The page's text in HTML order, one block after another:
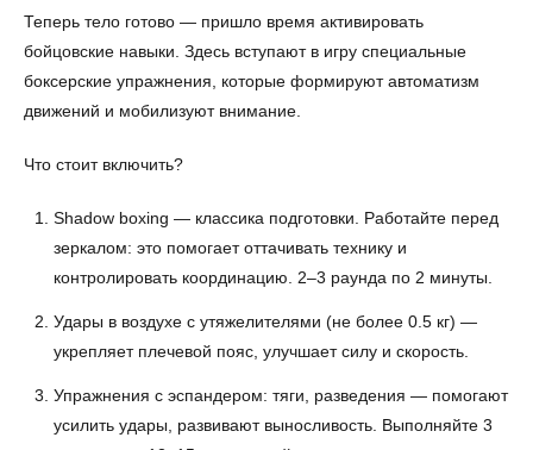
Теперь тело готово — пришло время активировать
бойцовские навыки. Здесь вступают в игру специальные
боксерские упражнения, которые формируют автоматизм
движений и мобилизуют внимание.
Что стоит включить?
Shadow boxing — классика подготовки. Работайте перед
зеркалом: это помогает оттачивать технику и
контролировать координацию. 2–3 раунда по 2 минуты.
Удары в воздухе с утяжелителями (не более 0.5 кг) —
укрепляет плечевой пояс, улучшает силу и скорость.
Упражнения с эспандером: тяги, разведения — помогают
усилить удары, развивают выносливость. Выполняйте 3